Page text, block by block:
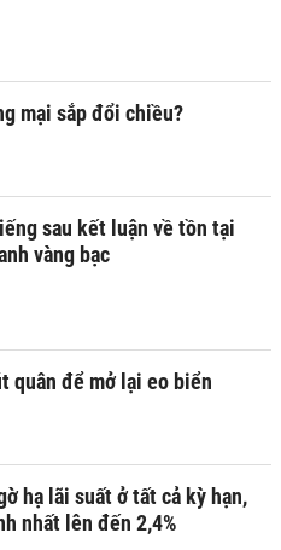
mại sắp đổi chiều?
sau kết luận về tồn tại
vàng bạc
quân để mở lại eo biển
hạ lãi suất ở tất cả kỳ hạn,
nhất lên đến 2,4%